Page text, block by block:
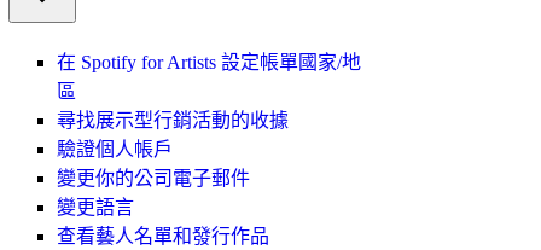
在 Spotify for Artists 設定帳單國家/地
區
尋找展示型行銷活動的收據
驗證個人帳戶
變更你的公司電子郵件
變更語言
查看藝人名單和發行作品